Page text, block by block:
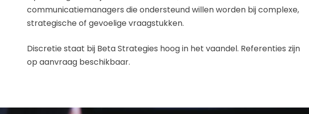
communicatiemanagers die ondersteund willen worden bij complexe,
strategische of gevoelige vraagstukken.
Discretie staat bij Beta Strategies hoog in het vaandel. Referenties zijn
op aanvraag beschikbaar.